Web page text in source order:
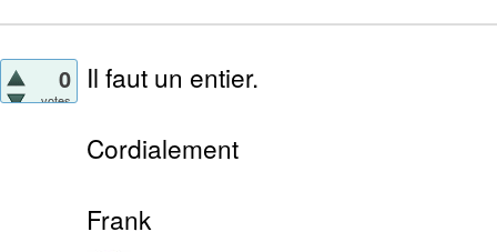
0
votes
Il faut un entier.
Cordialement
Frank